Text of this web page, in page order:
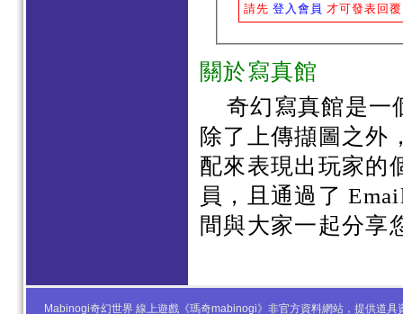
請先 登入會員 才可發表回
關於寫真館
奇幻寫真館是一
除了上傳擷圖之外
配來表現出玩家的
員，且通過了
間與大家一起分享
Mabinogi奇幻世界 線上遊戲《瑪奇mabinogi》非官方資料網站，提供道